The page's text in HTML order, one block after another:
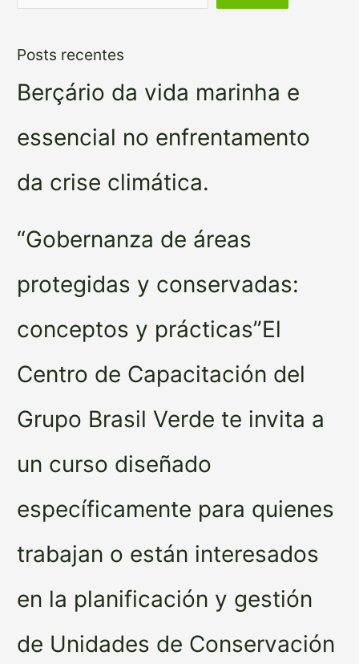
Posts recentes
Berçário da vida marinha e
essencial no enfrentamento
da crise climática.
“Gobernanza de áreas
protegidas y conservadas:
conceptos y prácticas”El
Centro de Capacitación del
Grupo Brasil Verde te invita a
un curso diseñado
específicamente para quienes
trabajan o están interesados
en la planificación y gestión
de Unidades de Conservación